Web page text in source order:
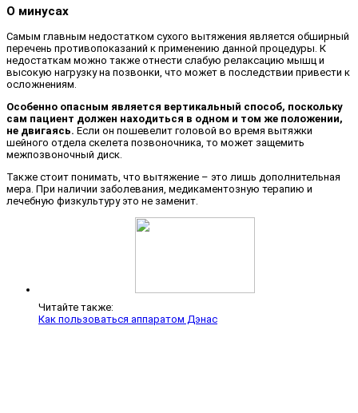
О минусах
Самым главным недостатком сухого вытяжения является обширный
перечень противопоказаний к применению данной процедуры. К
недостаткам можно также отнести слабую релаксацию мышц и
высокую нагрузку на позвонки, что может в последствии привести к
осложнениям.
Особенно опасным является вертикальный способ, поскольку
сам пациент должен находиться в одном и том же положении,
не двигаясь. Если он пошевелит головой во время вытяжки
шейного отдела скелета позвоночника, то может защемить
межпозвоночный диск.
Также стоит понимать, что вытяжение – это лишь дополнительная
мера. При наличии заболевания, медикаментозную терапию и
лечебную физкультуру это не заменит.
Читайте также:
Как пользоваться аппаратом Дэнас